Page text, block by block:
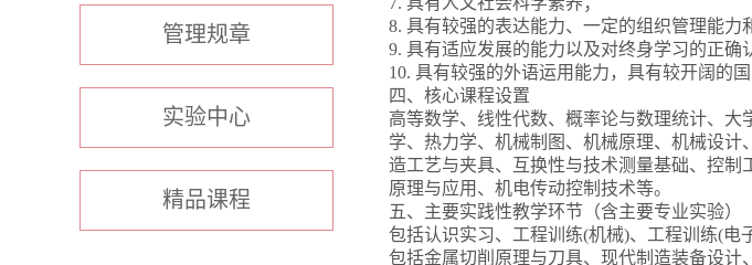
管理规章
实验中心
精品课程
8. 具有较强的表达能力、一定的组织管理能力
9. 具有适应发展的能力以及对终身学习的正确
10. 具有较强的外语运用能力，具有较开阔的
四、核心课程设置
高等数学、线性代数、概率论与数理统计、
学、热力学、机械制图、机械原理、机械设
造工艺与夹具、互换性与技术测量基础、控
原理与应用、机电传动控制技术等。
五、主要实践性教学环节（含主要专业实验）
包括认识实习、工程训练(机械)、工程训练(电
包括金属切削原理与刀具、现代制造装备设